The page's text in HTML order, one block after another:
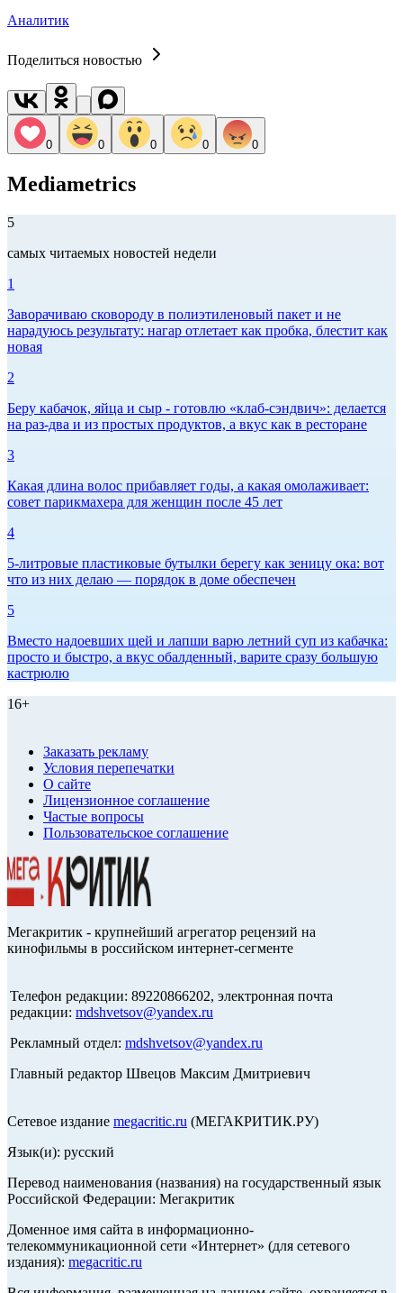
Аналитик
Поделиться новостью
0 0 0 0 0
Mediametrics
5
самых читаемых новостей недели
1
Заворачиваю сковороду в полиэтиленовый пакет и не
нарадуюсь результату: нагар отлетает как пробка, блестит как
новая
2
Беру кабачок, яйца и сыр - готовлю «клаб-сэндвич»: делается
на раз-два и из простых продуктов, а вкус как в ресторане
3
Какая длина волос прибавляет годы, а какая омолаживает:
совет парикмахера для женщин после 45 лет
4
5-литровые пластиковые бутылки берегу как зеницу ока: вот
что из них делаю — порядок в доме обеспечен
5
Вместо надоевших щей и лапши варю летний суп из кабачка:
просто и быстро, а вкус обалденный, варите сразу большую
кастрюлю
16+
Заказать рекламу
Условия перепечатки
О сайте
Лицензионное соглашение
Частые вопросы
Пользовательское соглашение
Мегакритик - крупнейший агрегатор рецензий на
кинофильмы в российском интернет-сегменте
Телефон редакции: 89220866202, электронная почта
редакции: mdshvetsov@yandex.ru
Рекламный отдел: mdshvetsov@yandex.ru
Главный редактор Швецов Максим Дмитриевич
Сетевое издание megacritic.ru (МЕГАКРИТИК.РУ)
Язык(и): русский
Перевод наименования (названия) на государственный язык
Российской Федерации: Мегакритик
Доменное имя сайта в информационно-
телекоммуникационной сети «Интернет» (для сетевого
издания): megacritic.ru